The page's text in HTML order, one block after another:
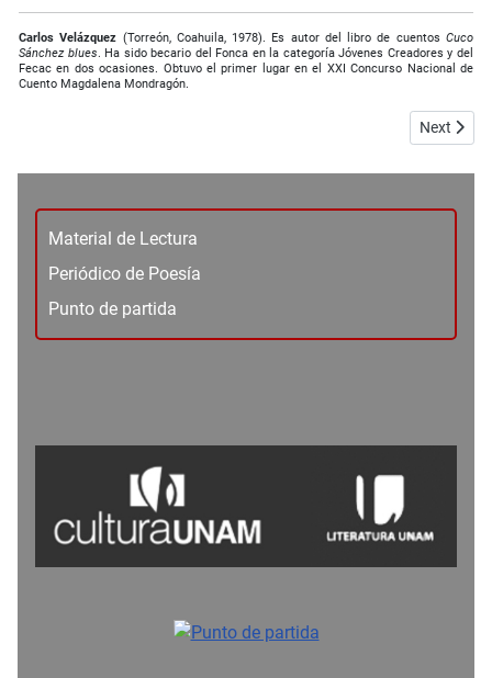
Material de Lectura
Periódico de Poesía
Punto de partida
Carlos Velázquez (Torreón, Coahuila, 1978). Es autor del libro de cuentosCuco
Sánchez blues. Ha sido becario del Fonca en la categoría Jóvenes Creadores y del
Fecac en dos ocasiones. Obtuvo el primer lugar en el XXI Concurso Nacional de
Cuento Magdalena Mondragón.
Next
Next